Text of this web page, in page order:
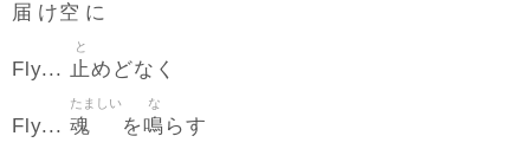
届 け空 に
Fly... 止
と
めどなく
Fly... 魂
たましい
を鳴
な
らす